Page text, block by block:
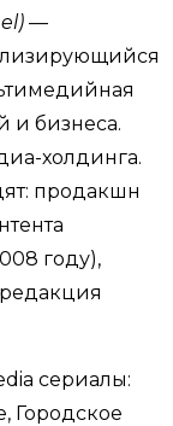
—
и бизнеса.
холдинга.
продакшн
году),
сериалы:
Городское